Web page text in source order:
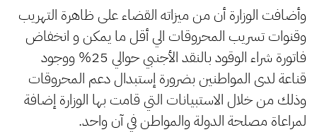
وأضافت الوزارة أن من ميزاته القضاء على ظاهرة التهريب
وقنوات تسريب المحروقات الي أقل ما يمكن و انخفاض
فاتورة شراء الوقود بالنقد الأجنبي حوالي 25% ووجود
قناعة لدى المواطنين بضرورة إستبدال دعم المحروقات
وذلك من خلال الاستبيانات التي قامت بها الوزارة إضافة
لمراعاة مصلحة الدولة والمواطن في آن واحد.